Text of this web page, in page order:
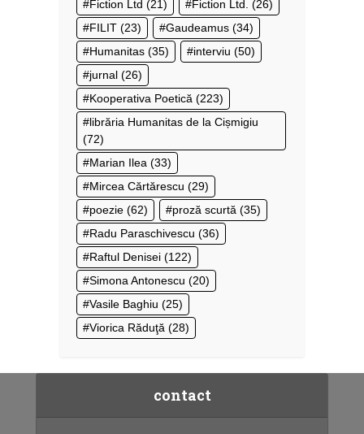
Fiction Ltd (21) Fiction Ltd. (26)
FILIT (23) Gaudeamus (34)
Humanitas (35) interviu (50)
jurnal (26)
Kooperativa Poetică (223)
librăria Humanitas de la Cișmigiu
(72)
Marian Ilea (33)
Mircea Cărtărescu (29)
poezie (62) proză scurtă (35)
Radu Paraschivescu (36)
Raftul Denisei (122)
Simona Antonescu (20)
Vasile Baghiu (25)
Viorica Răduţă (28)
contact